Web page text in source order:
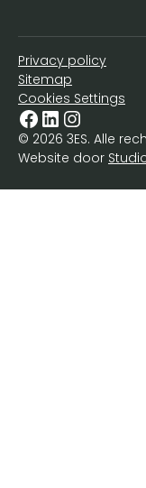
© 2026 3ES. Alle
Privacy policy
Sitemap
Cookies Settings
Website door